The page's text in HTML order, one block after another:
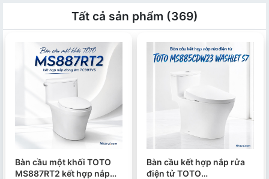
Tất cả sản phẩm (369)
Bàn cầu một khối TOTO
MS887RT2 kết hợp nắp
Bàn cầu kết hợp nắp rửa
điện tử TOTO